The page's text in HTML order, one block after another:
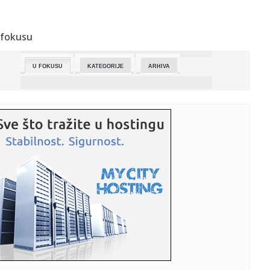
03:35:
03:35: Већи дечији додатак за родитеље у ...
03:21:Srednji kurs dinara za evro 117,4085 dinara
02:20:Ušao u jezero da bi testirao režim Tesle za prolazak kroz
vodu
01:56:Vučić se sastaje s ukrajinskom delegacijom koju predvodi
potpre...
01:17:VIDEO: 2022 Škoda Octavia Mk4 2.0 TDI 150 KS DSG7
U FOKUSU KATEGORIJE ARHIVA